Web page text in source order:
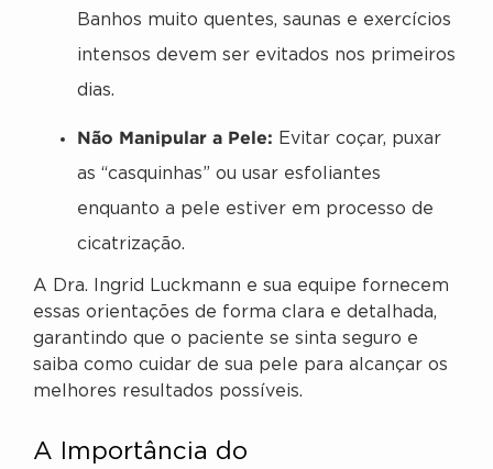
Banhos muito quentes, saunas e exercícios
intensos devem ser evitados nos primeiros
dias.
Não Manipular a Pele: Evitar coçar, puxar
as “casquinhas” ou usar esfoliantes
enquanto a pele estiver em processo de
cicatrização.
A Dra. Ingrid Luckmann e sua equipe fornecem
essas orientações de forma clara e detalhada,
garantindo que o paciente se sinta seguro e
saiba como cuidar de sua pele para alcançar os
melhores resultados possíveis.
A Importância do